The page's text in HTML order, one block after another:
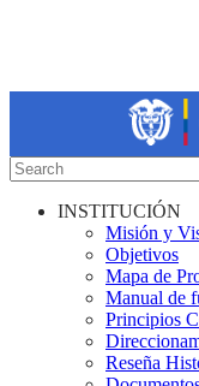
INSTITUCIÓN
Misión y
Objetivos
Mapa de
Manual de
Principios
Reseña